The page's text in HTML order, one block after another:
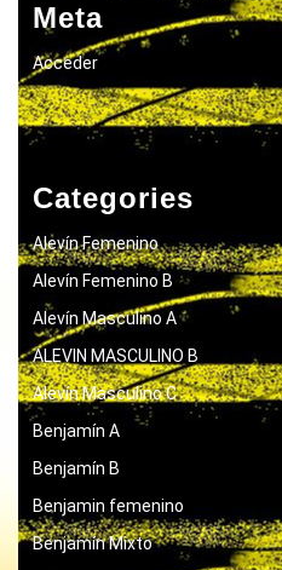
Meta
Acceder
Categories
Alevín Femenino
Alevín Femenino B
Alevín Masculino A
ALEVIN MASCULINO B
Alevín Masculino C
Benjamín A
Benjamín B
Benjamin femenino
Benjamín Mixto